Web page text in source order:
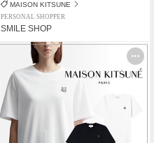
MAISON KITSUNE
PERSONAL SHOPPER
SMILE SHOP